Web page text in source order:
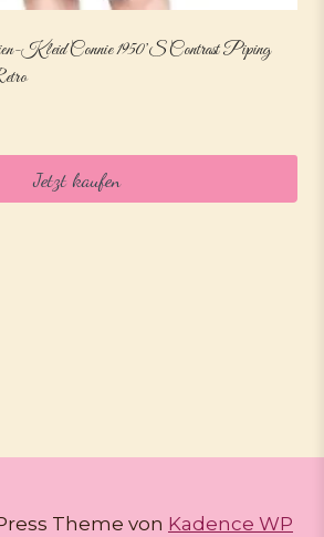
Kleid Connie 1950’s Contrast Piping
Jetzt kaufen
Theme von Kadence WP